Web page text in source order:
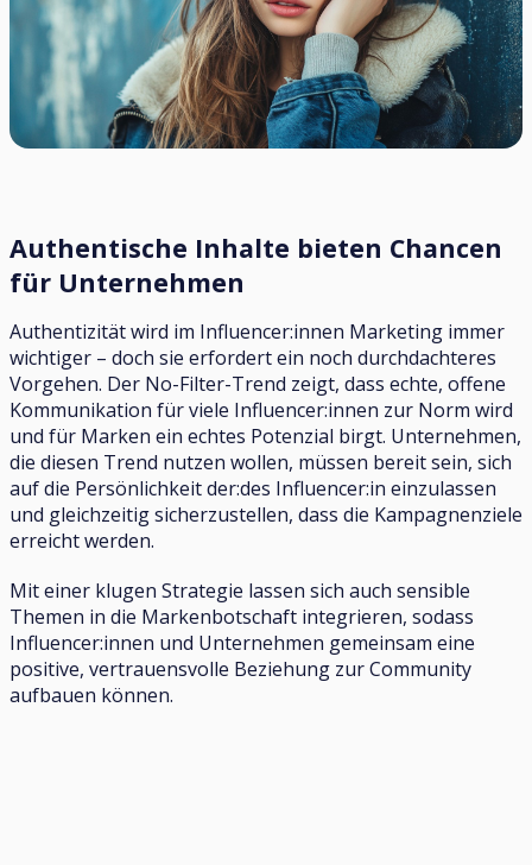
Authentische Inhalte bieten Chancen
für Unternehmen
Authentizität wird im Influencer:innen Marketing immer
wichtiger – doch sie erfordert ein noch durchdachteres
Vorgehen. Der No-Filter-Trend zeigt, dass echte, offene
Kommunikation für viele Influencer:innen zur Norm wird
und für Marken ein echtes Potenzial birgt. Unternehmen,
die diesen Trend nutzen wollen, müssen bereit sein, sich
auf die Persönlichkeit der:des Influencer:in einzulassen
und gleichzeitig sicherzustellen, dass die Kampagnenziele
erreicht werden.
Mit einer klugen Strategie lassen sich auch sensible
Themen in die Markenbotschaft integrieren, sodass
Influencer:innen und Unternehmen gemeinsam eine
positive, vertrauensvolle Beziehung zur Community
aufbauen können.